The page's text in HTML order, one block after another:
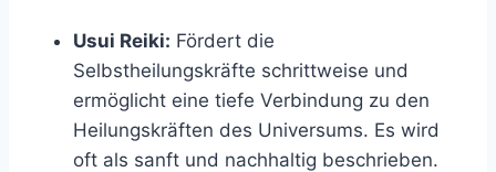
Usui Reiki: Fördert die
Selbstheilungskräfte schrittweise und
ermöglicht eine tiefe Verbindung zu den
Heilungskräften des Universums. Es wird
oft als sanft und nachhaltig beschrieben.